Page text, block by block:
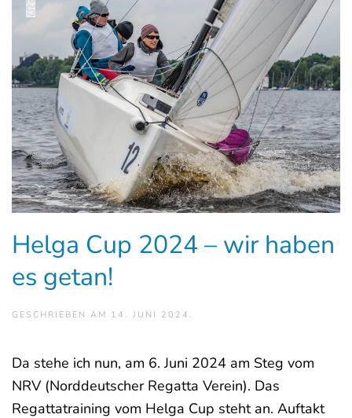
Helga Cup 2024 – wir haben
es getan!
GESCHRIEBEN AM 14. JUNI 2024 .
Da stehe ich nun, am 6. Juni 2024 am Steg vom
NRV (Norddeutscher Regatta Verein). Das
Regattatraining vom Helga Cup steht an. Auftakt